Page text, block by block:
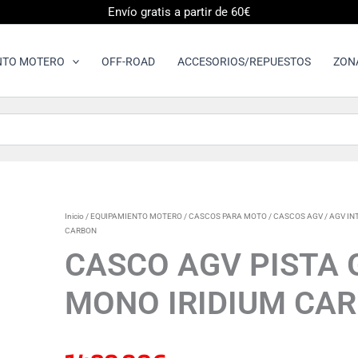
Envío gratis a partir de 60€
MOTERO OFF-ROAD ACCESORIOS/REPUESTOS
Inicio/EQUIPAMIENTO MOTERO/CASCOS PARA MOTO/CASCOS AGV/AGV
CARBON
CASCO AGV PISTA
MONO IRIDIUM
CASCO
AGV
GP
E2206
DOT